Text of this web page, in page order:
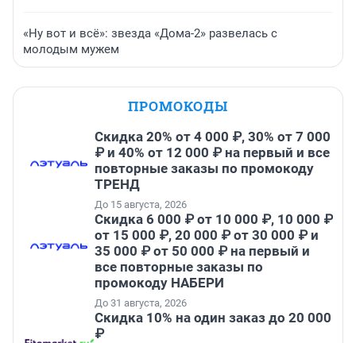
«Ну вот и всё»: звезда «Дома-2» развелась с
молодым мужем
ПРОМОКОДЫ
Скидка 20% от 4 000 ₽, 30% от 7 000
₽ и 40% от 12 000 ₽ на первый и все
повторные заказы по промокоду
ТРЕНД
До 15 августа, 2026
Скидка 6 000 ₽ от 10 000 ₽, 10 000 ₽
от 15 000 ₽, 20 000 ₽ от 30 000 ₽ и
35 000 ₽ от 50 000 ₽ на первый и
все повторные заказы по
промокоду НАБЕРИ
До 31 августа, 2026
Скидка 10% на один заказ до 20 000
₽